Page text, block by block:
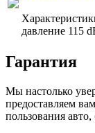
давление 115
Гарантия
Мы настолько
предоставляем вам
пользования